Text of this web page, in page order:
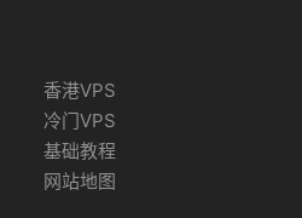
香港VPS
冷门VPS
基础教程
网站地图